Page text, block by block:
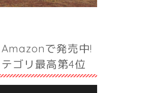
Amazonで発売中!
ゴリ最高第4位